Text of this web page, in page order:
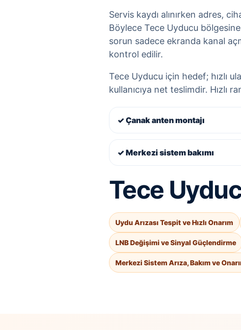
Servis kaydı alınırken adres,
Böylece Tece Uyducu
sorun sadece ekranda kanal
kontrol edilir.
Tece Uyducu için hedef; hızlı
kullanıcıya net teslimdir. Hızlı
✓ Çanak anten montajı
✓ Merkezi sistem bakımı
Tece
Uydu Arızası Tespit ve Hızlı Onarım
LNB Değişimi ve Sinyal Güçlendirme
Merkezi Sistem Arıza, Bakım ve